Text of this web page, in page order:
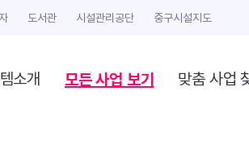
도서관 시설관리공단 중구시설지도
소개 모든 사업 보기 맞춤 사업